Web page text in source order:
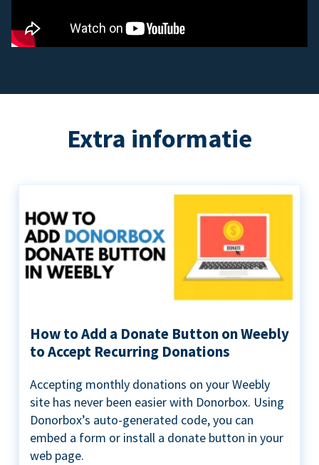
Extra informatie
How to Add a Donate Button on Weebly
to Accept Recurring Donations
Accepting monthly donations on your Weebly
site has never been easier with Donorbox. Using
Donorbox’s auto-generated code, you can
embed a form or install a donate button in your
web page.